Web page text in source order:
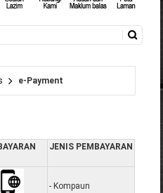
e-Payment
JENIS PEMBAYARAN
- Kompaun